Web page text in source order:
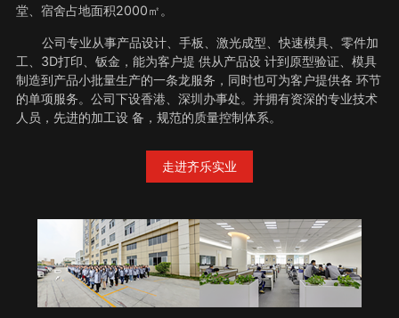
堂、宿舍占地面积2000㎡。
公司专业从事产品设计、手板、激光成型、快速模具、零件加
工、3D打印、钣金，能为客户提 供从产品设 计到原型验证、模具
制造到产品小批量生产的一条龙服务，同时也可为客户提供各 环节
的单项服务。公司下设香港、深圳办事处。并拥有资深的专业技术
人员，先进的加工设 备，规范的质量控制体系。
走进齐乐实业